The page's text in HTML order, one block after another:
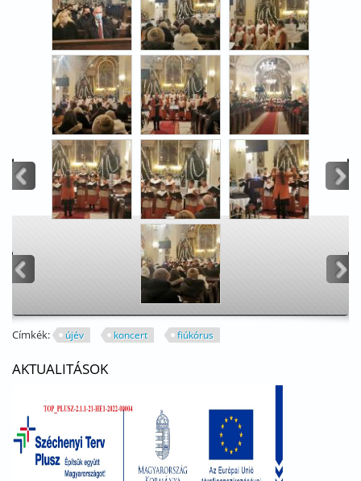
Címkék: újév koncert fiúkórus
AKTUALITÁSOK